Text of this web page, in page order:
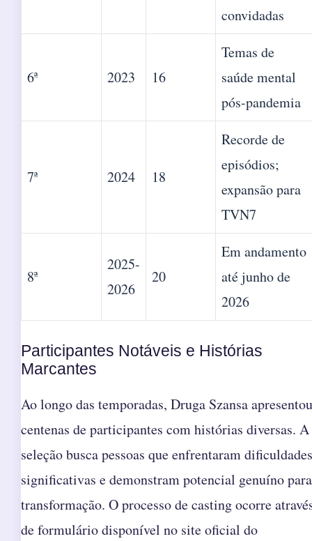
convidadas
6ª 2023 16
Temas de
saúde mental
pós-pandemia
7ª 2024 18
Recorde de
episódios;
expansão para
TVN7
8ª
2025-
2026
20
Em andamento
até junho de
2026
Participantes Notáveis e Histórias
Marcantes
Ao longo das temporadas, Druga Szansa apresentou
centenas de participantes com histórias diversas. A
seleção busca pessoas que enfrentaram dificuldades
significativas e demonstram potencial genuíno para
transformação. O processo de casting ocorre
de formulário disponível no site oficial do